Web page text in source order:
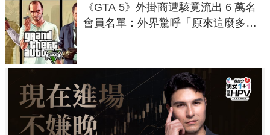
《GTA 5》外掛商遭駭竟流出 6 萬名
會員名單：外界驚呼「原來這麼多人